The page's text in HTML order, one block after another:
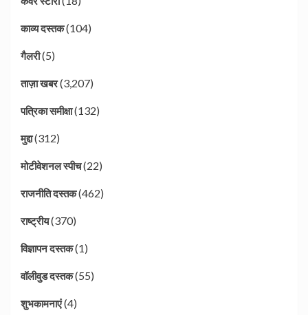
काव्य दस्तक(104)
गैलरी(5)
ताज़ा खबर(3,207)
पत्रिका समीक्षा(132)
मुद्दा(312)
मोटीवेशनल स्पीच(22)
राजनीति दस्तक(462)
राष्ट्रीय(370)
विज्ञापन दस्तक(1)
वॉलीवुड दस्तक(55)
शुभकामनाएं(4)